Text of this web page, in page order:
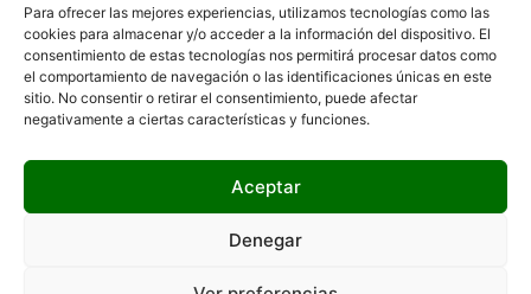
Para ofrecer las mejores experiencias, utilizamos tecnologías como las
cookies para almacenar y/o acceder a la información del dispositivo. El
consentimiento de estas tecnologías nos permitirá procesar datos como
el comportamiento de navegación o las identificaciones únicas en este
sitio. No consentir o retirar el consentimiento, puede afectar
negativamente a ciertas características y funciones.
Aceptar
Denegar
Hola 👋, bienvenido a
¿Podemos ayudarte?